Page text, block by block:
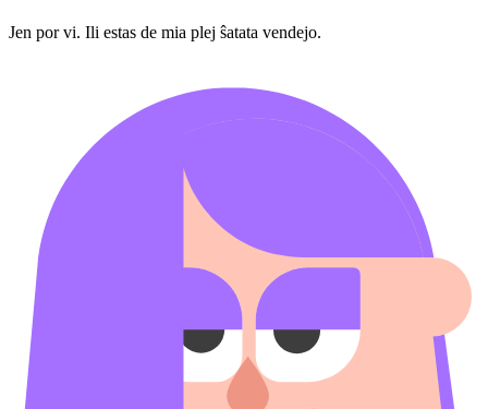
Jen por vi. Ili estas de mia plej ŝatata vendejo.